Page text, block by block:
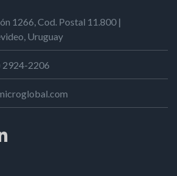
1266, Cod. Postal 11.800 |
Uruguay
2924-2206